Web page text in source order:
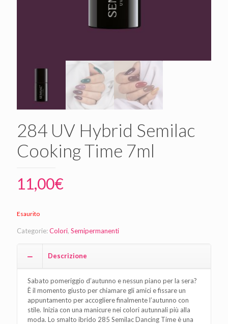
284 UV Hybrid Semilac
Cooking Time 7ml
11,00€
Esaurito
Categorie:Colori, Semipermanenti
Descrizione
Sabato pomeriggio d’autunno e nessun piano per la sera?
È il momento giusto per chiamare gli amici e fissare un
appuntamento per accogliere finalmente l’autunno con
stile. Inizia con una manicure nei colori autunnali più alla
moda. Lo smalto ibrido 285 Semilac Dancing Time è una